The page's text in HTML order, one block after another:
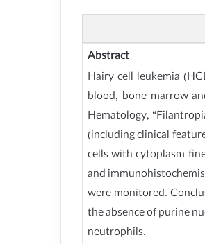
Abstract
Hairy cell leukemia
blood, bone marrow
Hematology,
(including clinical
cells with cytoplasm
and
were monitored.
the absence of purine
neutrophils.